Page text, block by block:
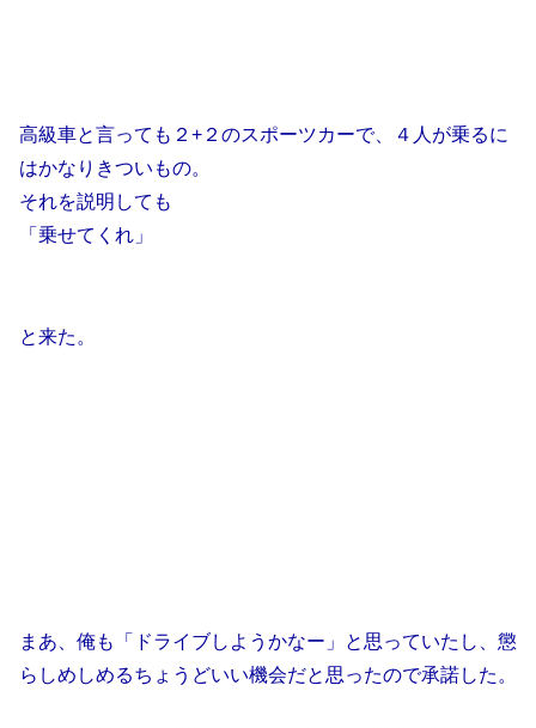
高級車と言っても２+２のスポーツカーで、４人が乗るに
はかなりきついもの。
それを説明しても
「乗せてくれ」
と来た。
まあ、俺も「ドライブしようかなー」と思っていたし、懲
らしめしめるちょうどいい機会だと思ったので承諾した。